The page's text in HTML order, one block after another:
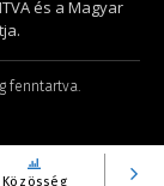
Közösség
és a Magyar
fenntartva.